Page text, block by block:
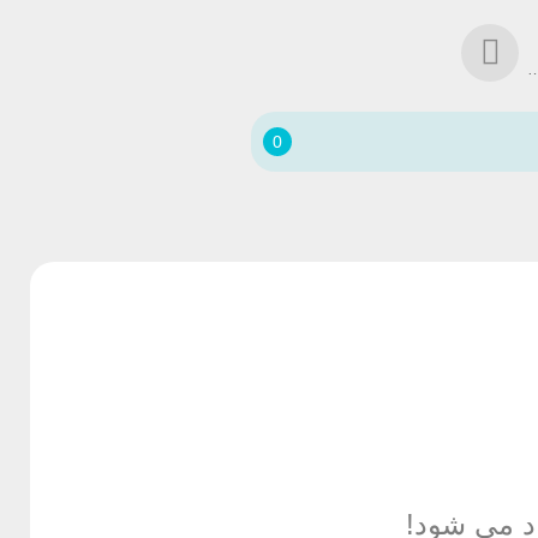
خود شوید!
0
می شود!